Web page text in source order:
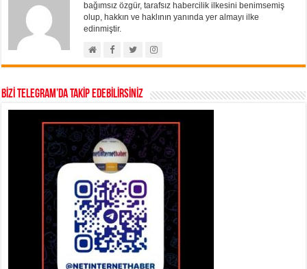
bağımsız özgür, tarafsız habercilik ilkesini benimsemiş
olup, hakkın ve haklının yanında yer almayı ilke
edinmiştir.
BİZİ TELEGRAM’DA TAKİP EDEBİLİRSİNİZ